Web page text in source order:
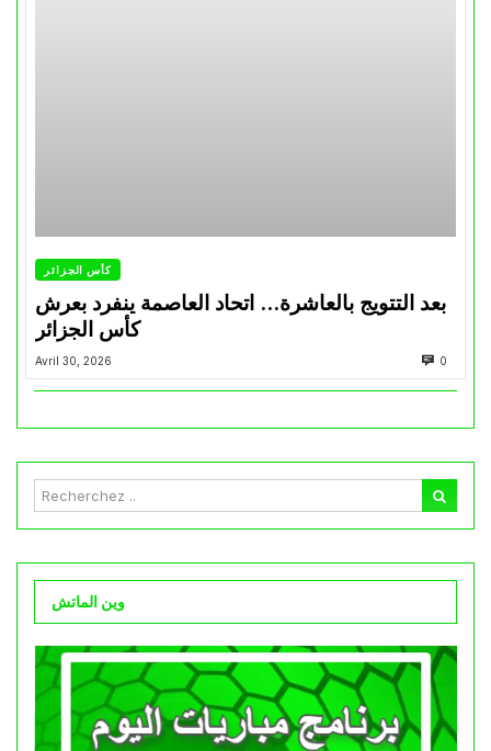
كأس الجزائر
بعد التتويج بالعاشرة… اتحاد العاصمة ينفرد بعرش
كأس الجزائر
Avril 30, 2026 0
وين الماتش